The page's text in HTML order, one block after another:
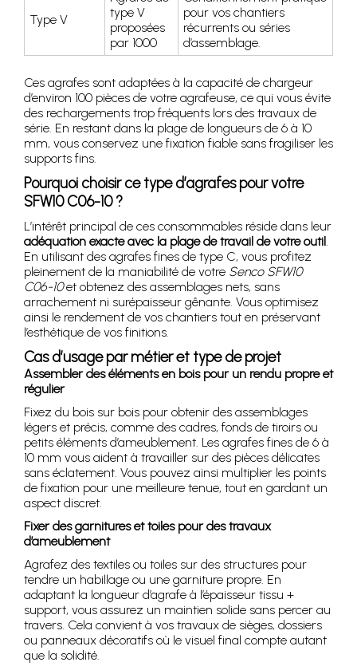
Type V
type V
proposées
par 1000
pour vos chantiers
récurrents ou séries
d’assemblage.
Ces agrafes sont adaptées à la capacité de chargeur
d’environ 100 pièces de votre agrafeuse, ce qui vous évite
des rechargements trop fréquents lors des travaux de
série. En restant dans la plage de longueurs de 6 à 10
mm, vous conservez une fixation fiable sans fragiliser les
supports fins.
Pourquoi choisir ce type d’agrafes pour votre
SFW10 C06-10 ?
L’intérêt principal de ces consommables réside dans leur
adéquation exacte avec la plage de travail de votre outil.
En utilisant des agrafes fines de type C, vous profitez
pleinement de la maniabilité de votre Senco SFW10
C06-10et obtenez des assemblages nets, sans
arrachement ni surépaisseur gênante. Vous optimisez
ainsi le rendement de vos chantiers tout en préservant
l’esthétique de vos finitions.
Cas d’usage par métier et type de projet
Assembler des éléments en bois pour un rendu propre et
régulier
Fixez du bois sur bois pour obtenir des assemblages
légers et précis, comme des cadres, fonds de tiroirs ou
petits éléments d’ameublement. Les agrafes fines de 6 à
10 mm vous aident à travailler sur des pièces délicates
sans éclatement. Vous pouvez ainsi multiplier les points
de fixation pour une meilleure tenue, tout en gardant un
aspect discret.
Fixer des garnitures et toiles pour des travaux
d’ameublement
Agrafez des textiles ou toiles sur des structures pour
tendre un habillage ou une garniture propre. En
adaptant la longueur d’agrafe à l’épaisseur tissu +
support, vous assurez un maintien solide sans percer au
travers. Cela convient à vos travaux de sièges, dossiers
ou panneaux décoratifs où le visuel final compte autant
que la solidité.